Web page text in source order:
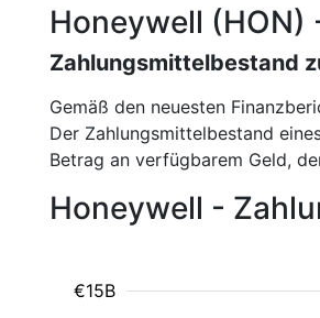
Honeywell
Zahlungsmittelbestand
Gemäß den neuesten
Der Zahlungsmittelbestand
Betrag an verfügbarem Geld,
Honeywell -
€15B